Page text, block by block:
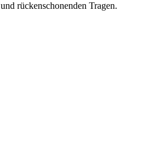
rückenschonenden Tragen.